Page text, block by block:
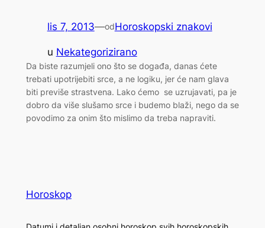
lis 7, 2013—odHoroskopski znakovi
u Nekategorizirano
Da biste razumjeli ono što se događa, danas ćete
trebati upotrijebiti srce, a ne logiku, jer će nam glava
biti previše strastvena. Lako ćemo se uzrujavati, pa je
dobro da više slušamo srce i budemo blaži, nego da se
povodimo za onim što mislimo da treba napraviti.
Horoskop